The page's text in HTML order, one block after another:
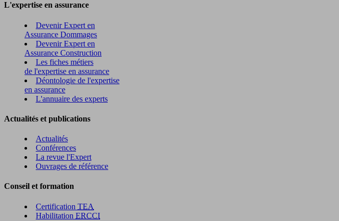
L'expertise en assurance
Devenir Expert en
Assurance Dommages
Devenir Expert en
Assurance Construction
Les fiches métiers
de l'expertise en assurance
Déontologie de l'expertise
en assurance
L'annuaire des experts
Actualités et publications
Actualités
Conférences
La revue l'Expert
Ouvrages de référence
Conseil et formation
Certification TEA
Habilitation ERCCI